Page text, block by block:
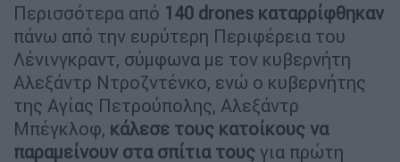
Περισσότερα από 140 drones καταρρίφθηκαν
πάνω από την ευρύτερη Περιφέρεια του
Λένινγκραντ, σύμφωνα με τον κυβερνήτη
Αλεξάντρ Ντροζντένκο, ενώ ο κυβερνήτης
της Αγίας Πετρούπολης, Αλεξάντρ
Μπέγκλοφ, κάλεσε τους κατοίκους να
παραμείνουν στα σπίτια τους για πρώτη